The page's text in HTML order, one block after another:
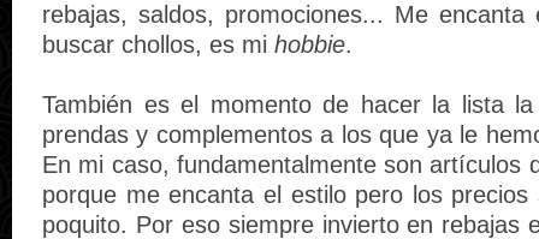
rebajas, saldos, promociones... Me encanta
buscar chollos, es mi hobbie.
También es el momento de hacer la lista
prendas y complementos a los que ya le
En mi caso, fundamentalmente son artículos
porque me encanta el estilo pero los
poquito. Por eso siempre invierto en rebajas